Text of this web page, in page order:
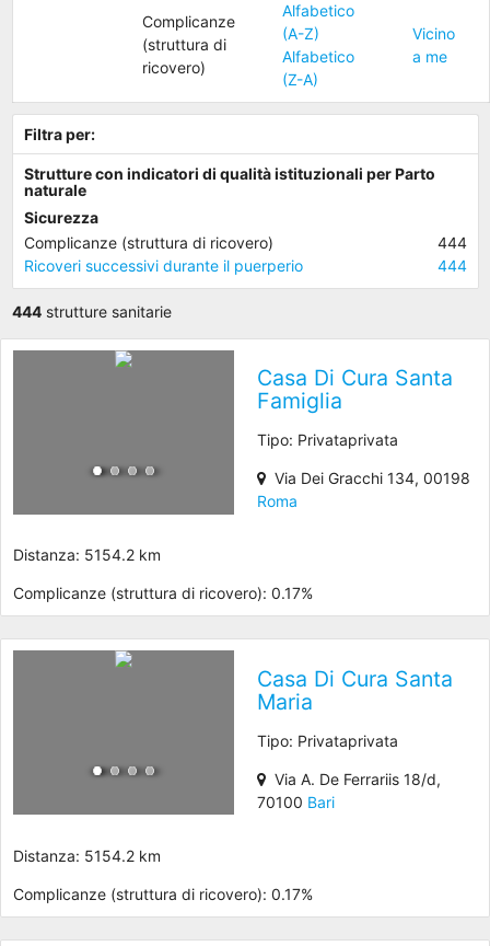
Complicanze
(struttura di
ricovero)
Alfabetico
(A-Z)
Alfabetico
(Z-A)
Vicino
a me
Filtra per:
Strutture con indicatori di qualità istituzionali per Parto
naturale
Sicurezza
444
Complicanze (struttura di ricovero)
444
Ricoveri successivi durante il puerperio
444strutture sanitarie
Casa Di Cura Santa
Famiglia
Tipo: Privataprivata
Via Dei Gracchi 134, 00198
Roma
Distanza: 5154.2 km
Complicanze (struttura di ricovero): 0.17%
Casa Di Cura Santa
Maria
Tipo: Privataprivata
Via A. De Ferrariis 18/d,
70100 Bari
Distanza: 5154.2 km
Complicanze (struttura di ricovero): 0.17%